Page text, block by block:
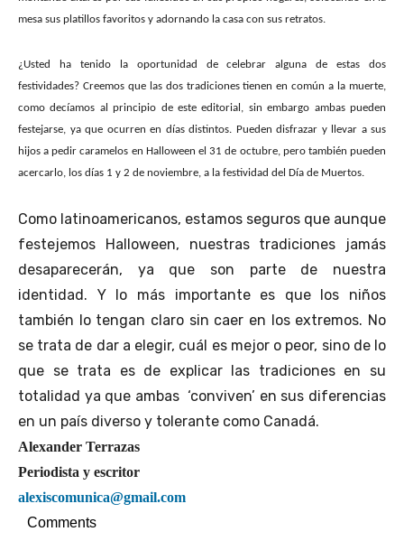
mesa sus platillos favoritos y adornando la casa con sus retratos.
¿Usted ha tenido la oportunidad de celebrar alguna de estas dos
festividades? Creemos que las dos tradiciones tienen en común a la muerte,
como decíamos al principio de este editorial, sin embargo ambas pueden
festejarse, ya que ocurren en días distintos. Pueden disfrazar y llevar a sus
hijos a pedir caramelos en Halloween el 31 de octubre, pero también pueden
acercarlo, los días 1 y 2 de noviembre, a la festividad del Día de Muertos.
Como latinoamericanos, estamos seguros que aunque
festejemos Halloween, nuestras tradiciones jamás
desaparecerán, ya que son parte de nuestra
identidad. Y lo más importante es que los niños
también lo tengan claro sin caer en los extremos. No
se trata de dar a elegir, cuál es mejor o peor, sino de lo
que se trata es de explicar las tradiciones en su
totalidad ya que ambas ‘conviven’ en sus diferencias
en un país diverso y tolerante como Canadá.
Alexander Terrazas
Periodista y escritor
alexiscomunica@gmail.com
Comments